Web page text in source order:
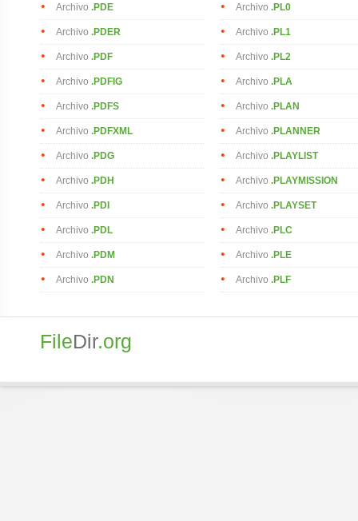
Archivo .PDE
Archivo .PDER
Archivo .PDF
Archivo .PDFIG
Archivo .PDFS
Archivo .PDFXML
Archivo .PDG
Archivo .PDH
Archivo .PDI
Archivo .PDL
Archivo .PDM
Archivo .PDN
Archivo .PL0
Archivo .PL1
Archivo .PL2
Archivo .PLA
Archivo .PLAN
Archivo .PLANNER
Archivo .PLAYLIST
Archivo .PLAYMISSION
Archivo .PLAYSET
Archivo .PLC
Archivo .PLE
Archivo .PLF
FileDir.org